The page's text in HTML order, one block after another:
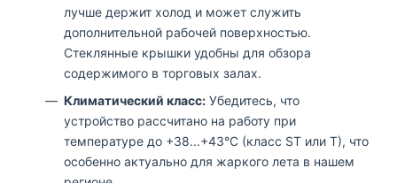
лучше держит холод и может служить
дополнительной рабочей поверхностью.
Стеклянные крышки удобны для обзора
содержимого в торговых залах.
Климатический класс: Убедитесь, что
устройство рассчитано на работу при
температуре до +38...+43°C (класс ST или T), что
особенно актуально для жаркого лета в нашем